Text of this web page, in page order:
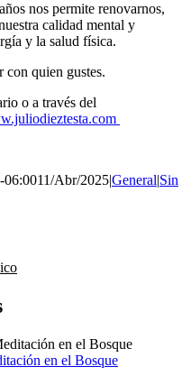
nos permite renovarnos,
calidad mental y
y la salud física.
con quien gustes.
o a través del
06:0011/Abr/2025|General|Sin
en el Bosque